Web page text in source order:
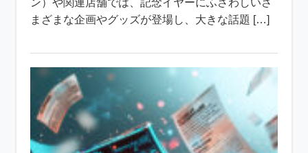
まざまな企画やグッズが登場し、大きな話題 […]